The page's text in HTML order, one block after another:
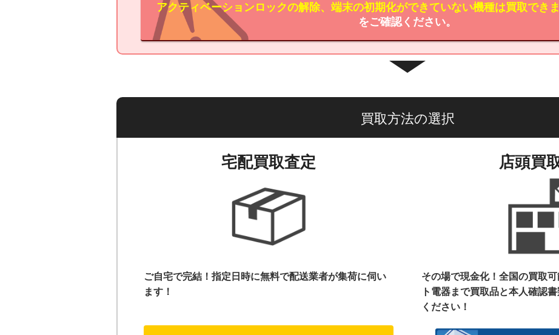
アクティベーションロックの解除、端末の初期化ができていない機種は買取できま
をご確認ください。
買取方法の選択
宅配買取査定
ご自宅で完結！指定日時に無料で配送業者が集荷に伺い
ます！
店頭買
その場で現金化！全国の買取
ト電器まで買取品と本人確認
ください！